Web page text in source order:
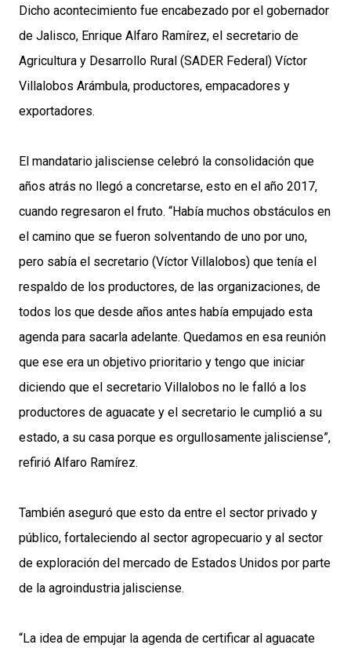
Dicho acontecimiento fue encabezado por el gobernador
de Jalisco, Enrique Alfaro Ramírez, el secretario de
Agricultura y Desarrollo Rural (SADER Federal) Víctor
Villalobos Arámbula, productores, empacadores y
exportadores.
El mandatario jalisciense celebró la consolidación que
años atrás no llegó a concretarse, esto en el año 2017,
cuando regresaron el fruto. “Había muchos obstáculos en
el camino que se fueron solventando de uno por uno,
pero sabía el secretario (Víctor Villalobos) que tenía el
respaldo de los productores, de las organizaciones, de
todos los que desde años antes había empujado esta
agenda para sacarla adelante. Quedamos en esa reunión
que ese era un objetivo prioritario y tengo que iniciar
diciendo que el secretario Villalobos no le falló a los
productores de aguacate y el secretario le cumplió a su
estado, a su casa porque es orgullosamente jalisciense”,
refirió Alfaro Ramírez.
También aseguró que esto da entre el sector privado y
público, fortaleciendo al sector agropecuario y al sector
de exploración del mercado de Estados Unidos por parte
de la agroindustria jalisciense.
“La idea de empujar la agenda de certificar al aguacate